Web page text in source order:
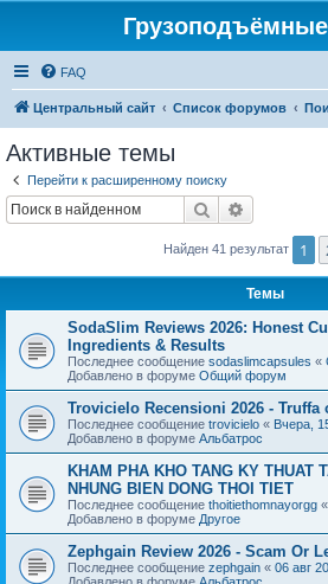
FAQ
Центральный сайт Список форумов
Активные темы
Перейти к расширенному поиску
Поиск
Найден 41 результат 1
Темы
SodaSlim Reviews 2026: Honest
Ingredients & Results
Последнее сообщение sodaslimcapsules «
Добавлено в форуме Общий форум
Trovicielo Recensioni 2026 -
Последнее сообщение trovicielo « Вчера,
Добавлено в форуме Альбатрос
KHAM PHA KHO TANG KY THUAT
NHUNG BIEN DONG THOI TIET
Последнее сообщение thoitiethomnayorgg «
Добавлено в форуме Другое
Zephgain Review 2026 - Scam Or
Последнее сообщение zephgain « 06 авг
Добавлено в форуме Альбатрос